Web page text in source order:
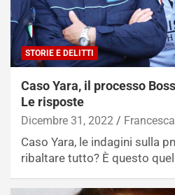
STORIE E DELITTI
Caso Yara, il processo
Le risposte
Dicembre 31, 2022
Caso Yara, le indagini sulla
ribaltare tutto? È questo